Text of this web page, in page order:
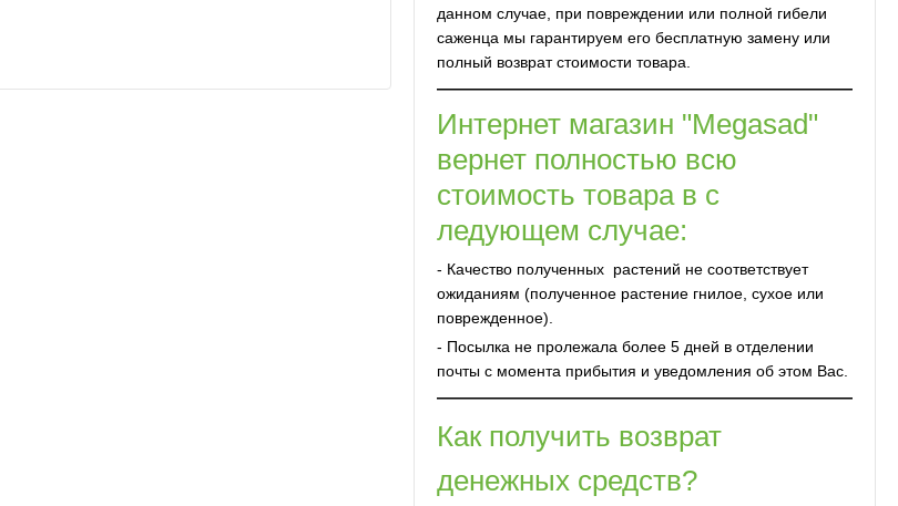
данном случае, при повреждении или полной гибели
саженца мы гарантируем его бесплатную замену или
полный возврат стоимости товара.
Интернет магазин "Megasad"
вернет полностью всю
стоимость товара в с
ледующем случае:
- Качество полученных растений не соответствует
ожиданиям (полученное растение гнилое, сухое или
поврежденное).
- Посылка не пролежала более 5 дней в отделении
почты с момента прибытия и уведомления об этом Вас.
Как получить возврат
денежных средств?